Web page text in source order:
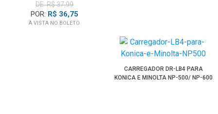
DE: R$ 37,99
POR: R$ 36,75
À VISTA NO BOLETO
CARREGADOR DR-LB4 PARA
KONICA E MINOLTA NP-500/ NP-600